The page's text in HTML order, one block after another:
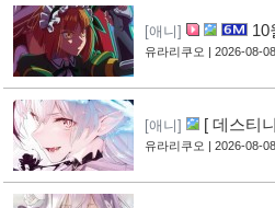
[애니]
10
보스가 나타났다!
유라리쿠오 | 2026-08-08
[애니]
[ 데스티
이션화 결정 [7]
유라리쿠오 | 2026-08-08